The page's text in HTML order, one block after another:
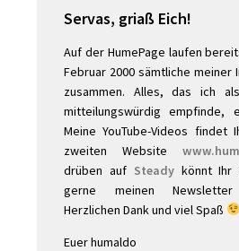
Servas, griaß Eich!
Auf der HumePage laufen
Februar 2000 sämtliche meiner
zusammen. Alles, das ich
mitteilungswürdig empfinde,
Meine YouTube-Videos findet
zweiten Website
drüben auf Steadykönnt Ihr
gerne meinen Newsletter
Herzlichen Dank und viel Spaß
Euer humaldo